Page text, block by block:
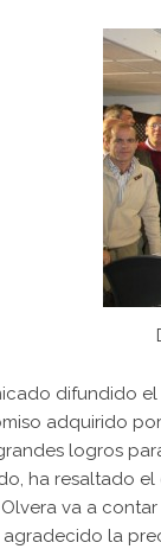
difundido el
adquirido
logros
ha resaltado
va a
agradecido la